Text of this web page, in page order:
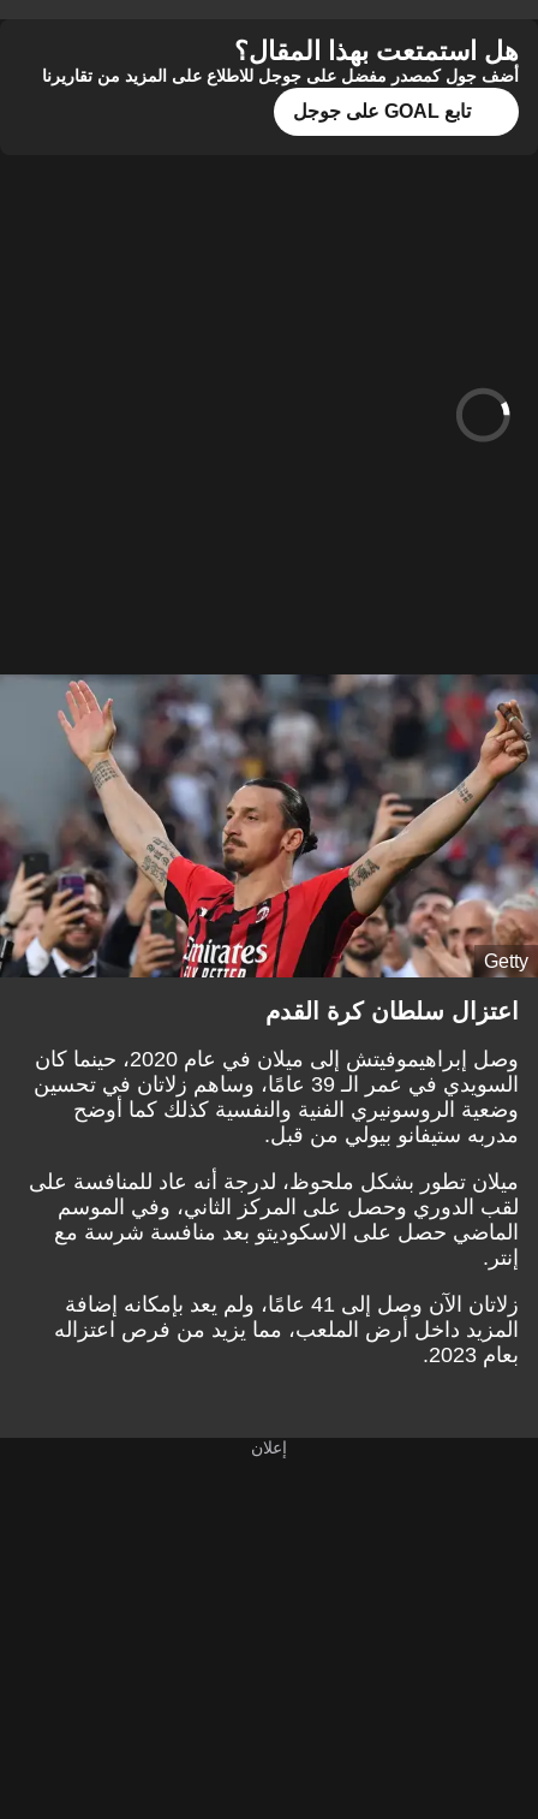
هل استمتعت بهذا المقال؟
أضف جول كمصدر مفضل على جوجل للاطلاع على المزيد من تقاريرنا
تابع GOAL على جوجل
Getty
اعتزال سلطان كرة القدم
وصل إبراهيموفيتش إلى ميلان في عام 2020، حينما كان
السويدي في عمر الـ 39 عامًا، وساهم زلاتان في تحسين
وضعية الروسونيري الفنية والنفسية كذلك كما أوضح
مدربه ستيفانو بيولي من قبل.
ميلان تطور بشكل ملحوظ، لدرجة أنه عاد للمنافسة على
لقب الدوري وحصل على المركز الثاني، وفي الموسم
الماضي حصل على الاسكوديتو بعد منافسة شرسة مع
إنتر.
زلاتان الآن وصل إلى 41 عامًا، ولم يعد بإمكانه إضافة
المزيد داخل أرض الملعب، مما يزيد من فرص اعتزاله
بعام 2023.